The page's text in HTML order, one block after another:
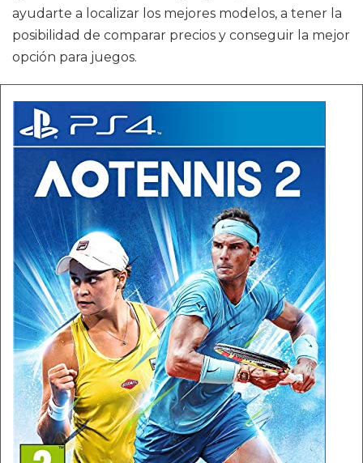
ayudarte a localizar los mejores modelos, a tener la
posibilidad de comparar precios y conseguir la mejor
opción para juegos.